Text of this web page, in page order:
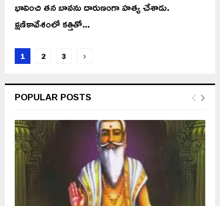
భావించి తన బావను దారుణంగా హత్య చేశాడు.
క్షణికావేశంలో కత్తితో...
Posts
1 2 3
POPULAR POSTS